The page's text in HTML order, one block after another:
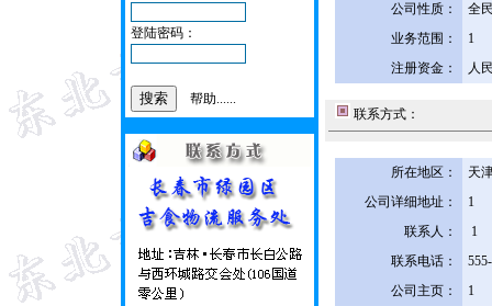
登陆密码：
帮助......
公司性质：
全
业务范围：
1
注册资金：
人
联系方式：
所在地区：
天
公司详细地址：
1
联系人：
1
联系电话：
公司主页：
1